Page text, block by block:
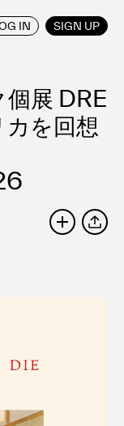
IN SIGN UP
/ JAPANESE
展 DRE
を回想